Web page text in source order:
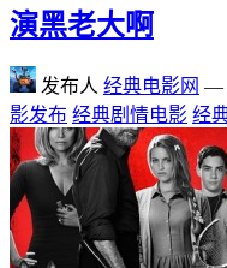
演黑老大啊
发布人 经典电影网 —
影发布 经典剧情电影 经